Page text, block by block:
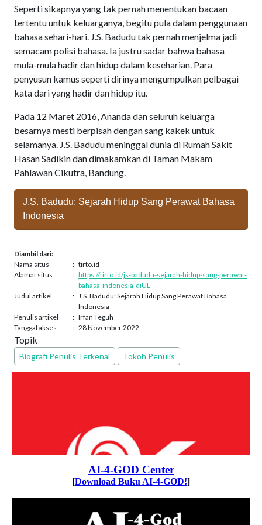
Seperti sikapnya yang tak pernah menentukan bacaan
tertentu untuk keluarganya, begitu pula dalam penggunaan
bahasa sehari-hari. J.S. Badudu tak pernah menjelma jadi
semacam polisi bahasa. Ia justru sadar bahwa bahasa
mula-mula hadir dan hidup dalam keseharian. Para
penyusun kamus seperti dirinya mengumpulkan pelbagai
kata dari yang hadir dan hidup itu.
Pada 12 Maret 2016, Ananda dan seluruh keluarga
besarnya mesti berpisah dengan sang kakek untuk
selamanya. J.S. Badudu meninggal dunia di Rumah Sakit
Hasan Sadikin dan dimakamkan di Taman Makam
Pahlawan Cikutra, Bandung.
J.S. Badudu: Sejarah Hidup Sang Perawat Bahasa
Indonesia
Diambil dari:
Nama situs
: tirto.id
Alamat situs
: https://tirto.id/js-badudu-sejarah-hidup-sang-perawat-
bahasa-indonesia-diUL
Judul artikel
: J.S. Badudu: Sejarah Hidup Sang Perawat Bahasa
Indonesia
Penulis artikel
: Irfan Teguh
Tanggal akses
: 28 November 2022
Topik
Biografi Penulis Terkenal Tokoh Penulis